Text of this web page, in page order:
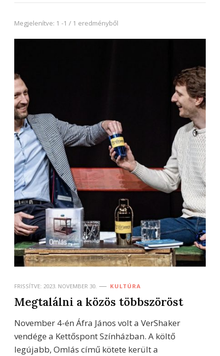
Megjelenítve: 1 -1 / 1 eredményből
FRISSÍTVE: 2023. NOVEMBER 30. KULTÚRA
Megtalálni a közös többszöröst
November 4-én Áfra János volt a VerShaker
vendége a Kettőspont Színházban. A költő
legújabb, Omlás című kötete került a